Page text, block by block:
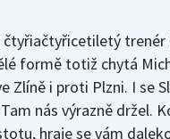
čtyřiačtyřicetiletý trenér
formě totiž chytá
Zlíně i proti Plzni. I se
nás výrazně držel.
hraje se vám